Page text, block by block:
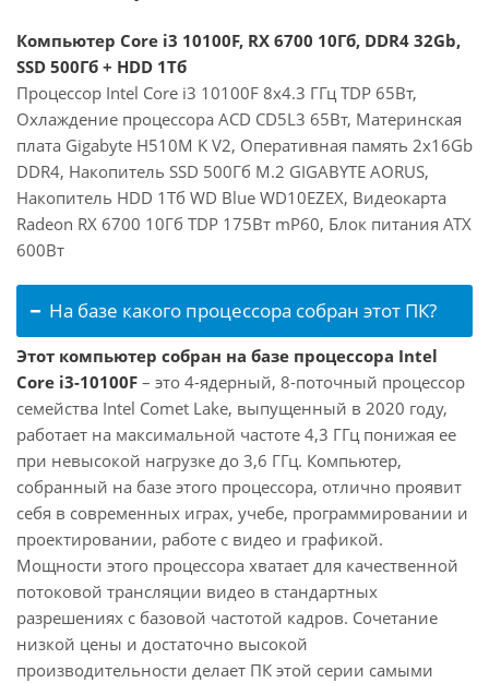
Компьютер Core i3 10100F, RX 6700 10Гб, DDR4 32Gb,
SSD 500Гб + HDD 1Тб
Процессор Intel Core i3 10100F 8x4.3 ГГц TDP 65Вт,
Охлаждение процессора ACD CD5L3 65Вт, Материнская
плата Gigabyte H510M K V2, Оперативная память 2x16Gb
DDR4, Накопитель SSD 500Гб M.2 GIGABYTE AORUS,
Накопитель HDD 1Тб WD Blue WD10EZEX, Видеокарта
Radeon RX 6700 10Гб TDP 175Вт mP60, Блок питания ATX
600Вт
На базе какого процессора собран этот ПК?
Этот компьютер собран на базе процессора Intel
Core i3-10100F – это 4-ядерный, 8-поточный процессор
семейства Intel Comet Lake, выпущенный в 2020 году,
работает на максимальной частоте 4,3 ГГц понижая ее
при невысокой нагрузке до 3,6 ГГц. Компьютер,
собранный на базе этого процессора, отлично проявит
себя в современных играх, учебе, программировании и
проектировании, работе с видео и графикой.
Мощности этого процессора хватает для качественной
потоковой трансляции видео в стандартных
разрешениях с базовой частотой кадров. Сочетание
низкой цены и достаточно высокой
производительности делает ПК этой серии самыми